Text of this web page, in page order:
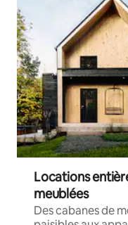
Locations
meublées
Des cabanes de